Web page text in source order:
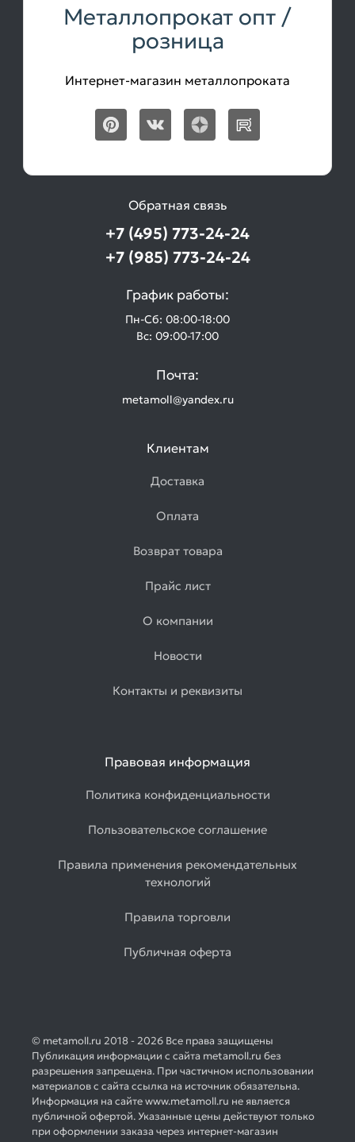
Металлопрокат опт /
розница
Интернет-магазин металлопроката
Обратная связь
+7 (495) 773-24-24
+7 (985) 773-24-24
График работы:
Пн-Сб: 08:00-18:00
Вс: 09:00-17:00
Почта:
metamoll@yandex.ru
Клиентам
Доставка
Оплата
Возврат товара
Прайс лист
О компании
Новости
Контакты и реквизиты
Правовая информация
Политика конфиденциальности
Пользовательское соглашение
Правила применения рекомендательных
технологий
Правила торговли
Публичная оферта
© metamoll.ru 2018 - 2026 Все права защищены
Публикация информации с сайта metamoll.ru без
разрешения запрещена. При частичном использовании
материалов с сайта ссылка на источник обязательна.
Информация на сайте www.metamoll.ru не является
публичной офертой. Указанные цены действуют только
при оформлении заказа через интернет-магазин